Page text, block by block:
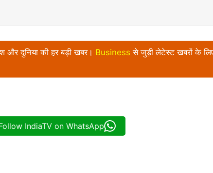
और दुनिया की हर बड़ी खबर। Business से जुड़ी लेटेस्ट खबरों के
IndiaTV on WhatsApp